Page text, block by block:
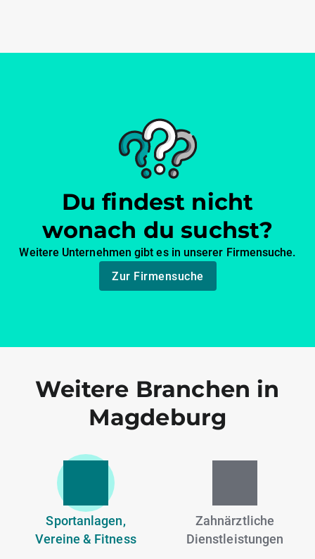
Du findest nicht
wonach du suchst?
Weitere Unternehmen gibt es in unserer Firmensuche.
Zur Firmensuche
Weitere Branchen in
Magdeburg
Sportanlagen,
Vereine & Fitness
Zahnärztliche
Dienstleistungen